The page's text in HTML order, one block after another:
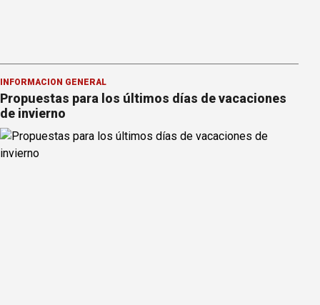
INFORMACION GENERAL
Propuestas para los últimos días de vacaciones
de invierno